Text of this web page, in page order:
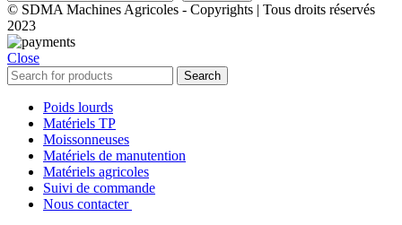
© SDMA Machines Agricoles - Copyrights | Tous droits réservés
2023
Close
Search
Poids lourds
Matériels TP
Moissonneuses
Matériels de manutention
Matériels agricoles
Suivi de commande
Nous contacter